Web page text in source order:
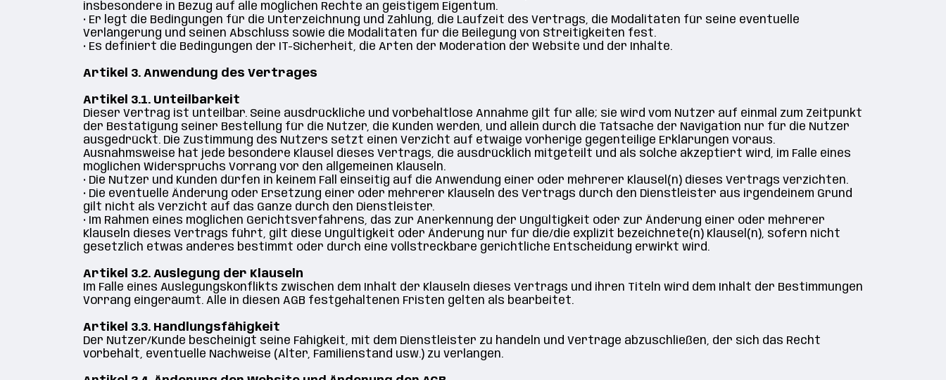
insbesondere in Bezug auf alle möglichen Rechte an geistigem Eigentum.
• Er legt die Bedingungen für die Unterzeichnung und Zahlung, die Laufzeit des Vertrags, die Modalitäten für seine eventuelle
Verlängerung und seinen Abschluss sowie die Modalitäten für die Beilegung von Streitigkeiten fest.
• Es definiert die Bedingungen der IT-Sicherheit, die Arten der Moderation der Website und der Inhalte.
Artikel 3. Anwendung des Vertrages
Artikel 3.1. Unteilbarkeit
Dieser Vertrag ist unteilbar. Seine ausdrückliche und vorbehaltlose Annahme gilt für alle; sie wird vom Nutzer auf einmal zum Zeitpunkt
der Bestätigung seiner Bestellung für die Nutzer, die Kunden werden, und allein durch die Tatsache der Navigation nur für die Nutzer
ausgedrückt. Die Zustimmung des Nutzers setzt einen Verzicht auf etwaige vorherige gegenteilige Erklärungen voraus.
Ausnahmsweise hat jede besondere Klausel dieses Vertrags, die ausdrücklich mitgeteilt und als solche akzeptiert wird, im Falle eines
möglichen Widerspruchs Vorrang vor den allgemeinen Klauseln.
• Die Nutzer und Kunden dürfen in keinem Fall einseitig auf die Anwendung einer oder mehrerer Klausel(n) dieses Vertrags verzichten.
• Die eventuelle Änderung oder Ersetzung einer oder mehrerer Klauseln des Vertrags durch den Dienstleister aus irgendeinem Grund
gilt nicht als Verzicht auf das Ganze durch den Dienstleister.
• Im Rahmen eines möglichen Gerichtsverfahrens, das zur Anerkennung der Ungültigkeit oder zur Änderung einer oder mehrerer
Klauseln dieses Vertrags führt, gilt diese Ungültigkeit oder Änderung nur für die/die explizit bezeichnete(n) Klausel(n), sofern nicht
gesetzlich etwas anderes bestimmt oder durch eine vollstreckbare gerichtliche Entscheidung erwirkt wird.
Artikel 3.2. Auslegung der Klauseln
Im Falle eines Auslegungskonflikts zwischen dem Inhalt der Klauseln dieses Vertrags und ihren Titeln wird dem Inhalt der Bestimmungen
Vorrang eingeräumt. Alle in diesen AGB festgehaltenen Fristen gelten als bearbeitet.
Artikel 3.3. Handlungsfähigkeit
Der Nutzer/Kunde bescheinigt seine Fähigkeit, mit dem Dienstleister zu handeln und Verträge abzuschließen, der sich das Recht
vorbehält, eventuelle Nachweise (Alter, Familienstand usw.) zu verlangen.